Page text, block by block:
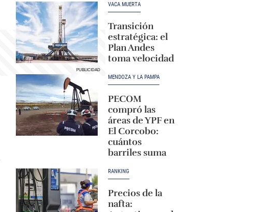
VACA MUERTA
Transición
estratégica: el
Plan Andes
toma velocidad
MENDOZA Y LA PAMPA
PECOM
compró las
áreas de YPF en
El Corcobo:
cuántos
barriles suma
RANKING
Precios de la
nafta: